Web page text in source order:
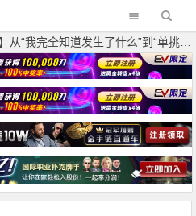
全知道发生了什么”到“单挑吧兄弟”——WSOP大盲弃牌争议全程实录